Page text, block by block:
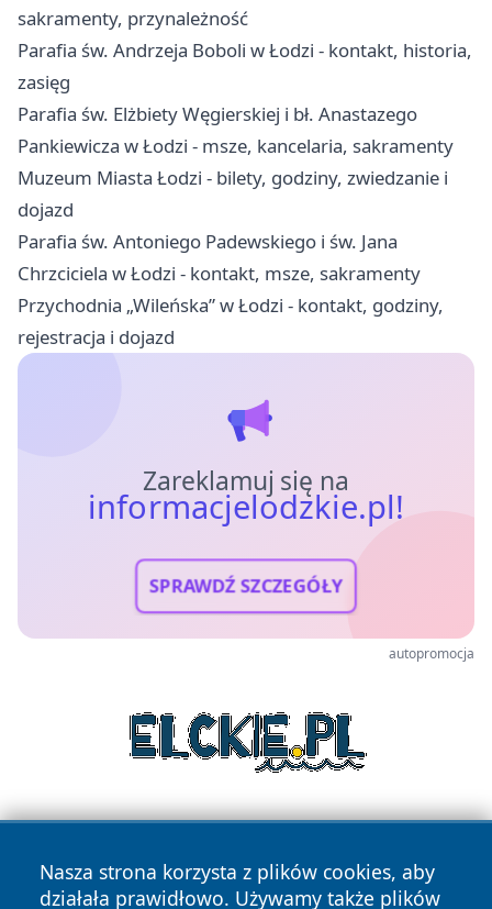
sakramenty, przynależność
Parafia św. Andrzeja Boboli w Łodzi - kontakt, historia,
zasięg
Parafia św. Elżbiety Węgierskiej i bł. Anastazego
Pankiewicza w Łodzi - msze, kancelaria, sakramenty
Muzeum Miasta Łodzi - bilety, godziny, zwiedzanie i
dojazd
Parafia św. Antoniego Padewskiego i św. Jana
Chrzciciela w Łodzi - kontakt, msze, sakramenty
Przychodnia „Wileńska” w Łodzi - kontakt, godziny,
rejestracja i dojazd
Zareklamuj się na
informacjelodzkie.pl!
SPRAWDŹ SZCZEGÓŁY
autopromocja
Nasza strona korzysta z plików cookies, aby
działała prawidłowo. Używamy także plików